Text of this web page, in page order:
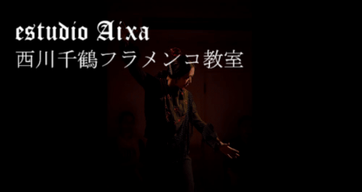
西川千鶴フラメンコ教室 ESTUDIO
初心者からプロを目指す貴女をお待ちしております。